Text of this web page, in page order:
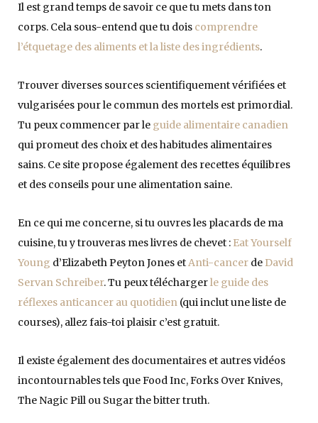
Il est grand temps de savoir ce que tu mets dans ton
corps. Cela sous-entend que tu dois comprendre
l’étquetage des aliments et la liste des ingrédients.
Trouver diverses sources scientifiquement vérifiées et
vulgarisées pour le commun des mortels est primordial.
Tu peux commencer par le guide alimentaire canadien
qui promeut des choix et des habitudes alimentaires
sains. Ce site propose également des recettes équilibres
et des conseils pour une alimentation saine.
En ce qui me concerne, si tu ouvres les placards de ma
cuisine, tu y trouveras mes livres de chevet : Eat Yourself
Young d’Elizabeth Peyton Jones etAnti-cancer de David
Servan Schreiber. Tu peux téléchargerle guide des
réflexes anticancer au quotidien (qui inclut une liste de
courses), allez fais-toi plaisir c’est gratuit.
Il existe également des documentaires et autres vidéos
incontournables tels que Food Inc, Forks Over Knives,
The Nagic Pill ou Sugar the bitter truth.